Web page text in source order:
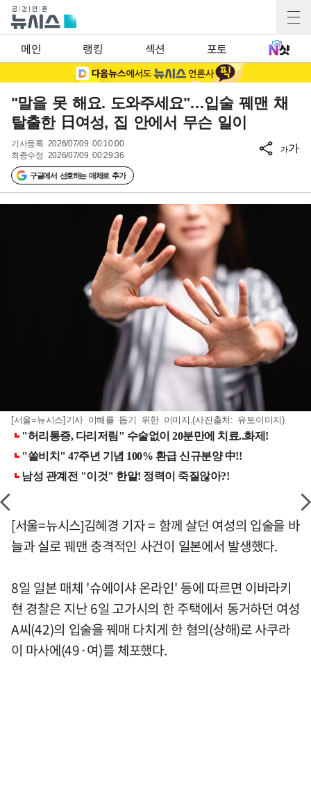
메인 랭킹 섹션 포토
"말을 못 해요. 도와주세요"…입술 꿰맨 채
탈출한 日여성, 집 안에서 무슨 일이
기사등록 2026/07/09 00:10:00
최종수정 2026/07/09 00:29:36
구글에서 선호하는 매체로 추가
가가
[서울=뉴시스]기사 이해를 돕기 위한 이미지.(사진출처: 유토이미지)
[서울=뉴시스]김혜경 기자 = 함께 살던 여성의 입술을 바
늘과 실로 꿰맨 충격적인 사건이 일본에서 발생했다.
8일 일본 매체 '슈에이샤 온라인' 등에 따르면 이바라키
현 경찰은 지난 6일 고가시의 한 주택에서 동거하던 여성
A씨(42)의 입술을 꿰매 다치게 한 혐의(상해)로 사쿠라
이 마사에(49·여)를 체포했다.